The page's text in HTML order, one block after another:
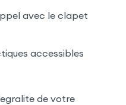
avec le clapet
accessibles
de votre